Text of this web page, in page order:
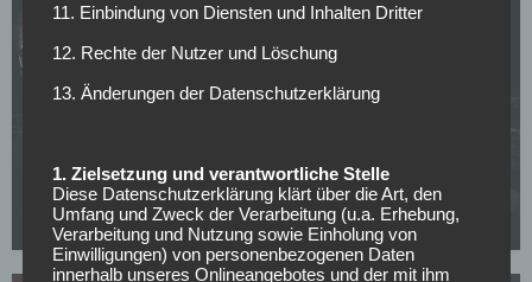
Shamrock stand, Dinamo Zagreb entgeht dem
Aus
29.07.2026
11. Einbindung von Diensten und Inhalten Dritter
12. Rechte der Nutzer und Löschung
13. Änderungen der Datenschutzerklärung
1. Zielsetzung und verantwortliche Stelle
Diese Datenschutzerklärung klärt über die Art, den
Umfang und Zweck der Verarbeitung (u.a. Erhebung,
Verarbeitung und Nutzung sowie Einholung von
Einwilligungen) von personenbezogenen Daten
innerhalb unseres Onlineangebotes und der mit ihm